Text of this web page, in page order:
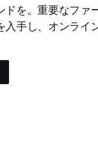
ドを。重要なファ
入手し、オンライ